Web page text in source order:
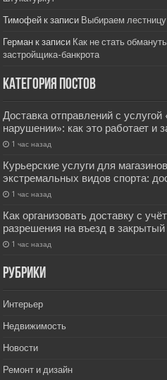
Тимофей к записи Выбираем
Герман к записи Как не стать
застройщика-банкрота
Категория постов
Доставка отправлений с
нарушении»: как это работает и
1 час назад
Курьерские услуги для
экстремальных видов спорта:
1 час назад
Как организовать доставку с
разрешения на въезд в
1 час назад
РУбрики
Интерьер
Недвижимость
Новости
Ремонт и дизайн